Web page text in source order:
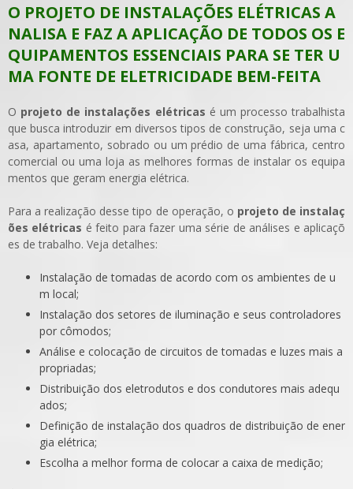
O PROJETO DE INSTALAÇÕES ELÉTRICAS A
NALISA E FAZ A APLICAÇÃO DE TODOS OS E
QUIPAMENTOS ESSENCIAIS PARA SE TER U
MA FONTE DE ELETRICIDADE BEM-FEITA
O projeto de instalações elétricas é um processo trabalhista
que busca introduzir em diversos tipos de construção, seja uma c
asa, apartamento, sobrado ou um prédio de uma fábrica, centro
comercial ou uma loja as melhores formas de instalar os equipa
mentos que geram energia elétrica.
Para a realização desse tipo de operação, o projeto de instalaç
ões elétricas é feito para fazer uma série de análises e aplicaçõ
es de trabalho. Veja detalhes:
Instalação de tomadas de acordo com os ambientes de u
m local;
Instalação dos setores de iluminação e seus controladores
por cômodos;
Análise e colocação de circuitos de tomadas e luzes mais a
propriadas;
Distribuição dos eletrodutos e dos condutores mais adequ
ados;
Definição de instalação dos quadros de distribuição de ener
gia elétrica;
Escolha a melhor forma de colocar a caixa de medição;